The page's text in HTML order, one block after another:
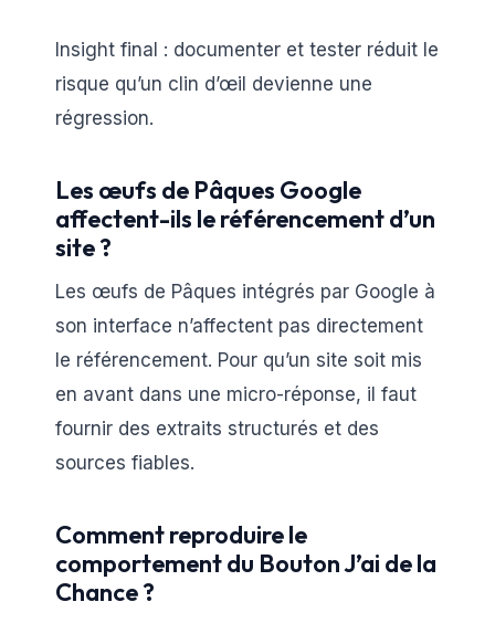
Insight final : documenter et tester réduit le
risque qu’un clin d’œil devienne une
régression.
Les œufs de Pâques Google
affectent-ils le référencement d’un
site ?
Les œufs de Pâques intégrés par Google à
son interface n’affectent pas directement
le référencement. Pour qu’un site soit mis
en avant dans une micro-réponse, il faut
fournir des extraits structurés et des
sources fiables.
Comment reproduire le
comportement du Bouton J’ai de la
Chance ?